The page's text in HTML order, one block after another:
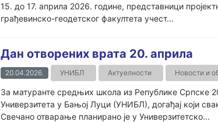
15. до 17. априла 2026. године, представници
грађевинско-геодетског факултета учест...
Дан отворених врата 20. априла
20.04.2026. УНИБЛ Актуелности Новости и
За матуранте средњих школа из Републике Српске
Универзитета у Бањој Луци (УНИБЛ), догађај који
Свечано отварање планирано је у Универзитетско...